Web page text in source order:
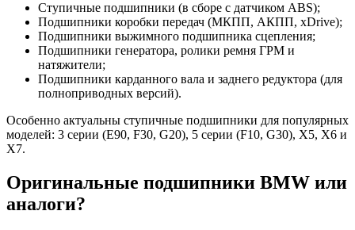
Ступичные подшипники (в сборе с датчиком ABS);
Подшипники коробки передач (МКПП, АКПП, xDrive);
Подшипники выжимного подшипника сцепления;
Подшипники генератора, ролики ремня ГРМ и
натяжители;
Подшипники карданного вала и заднего редуктора (для
полноприводных версий).
Особенно актуальны ступичные подшипники для популярных
моделей: 3 серии (E90, F30, G20), 5 серии (F10, G30), X5, X6 и
X7.
Оригинальные подшипники BMW или
аналоги?